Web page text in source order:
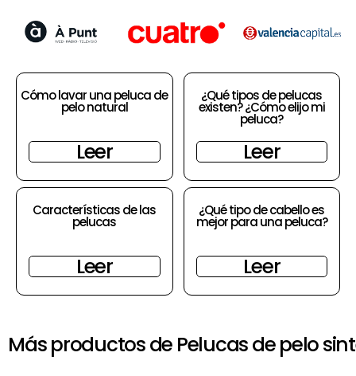
Cómo lavar una peluca de
pelo natural
Leer
¿Qué tipos de pelucas
existen? ¿Cómo elijo mi
peluca?
Leer
Características de las
pelucas
Leer
¿Qué tipo de cabello es
mejor para una peluca?
Leer
Más productos de Pelucas de pelo